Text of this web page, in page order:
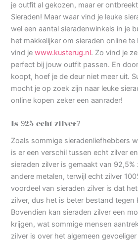
je outfit al gekozen, maar er
Sieraden! Maar waar vind je leuke
wel een aantal sieradenwinkels in je
het makkelijker om sieraden online
vind jewww.kusterug.nl. Zo vind je
perfect bij jouw outfit passen. En
koopt, hoef je de deur niet meer uit.
mocht je op zoek zijn naar leuke
online kopen zeker een aanrader!
Is 925 echt zilver?
Zoals sommige sieradenliefhebbers
is er een verschil tussen echt zilver
sieraden zilver is gemaakt van 92,5%
andere metalen, terwijl echt zilver
voordeel van sieraden zilver is dat
zilver, dus het is beter bestand tegen
Bovendien kan sieraden zilver een
krijgen, wat sommige mensen
zilver is over het algemeen